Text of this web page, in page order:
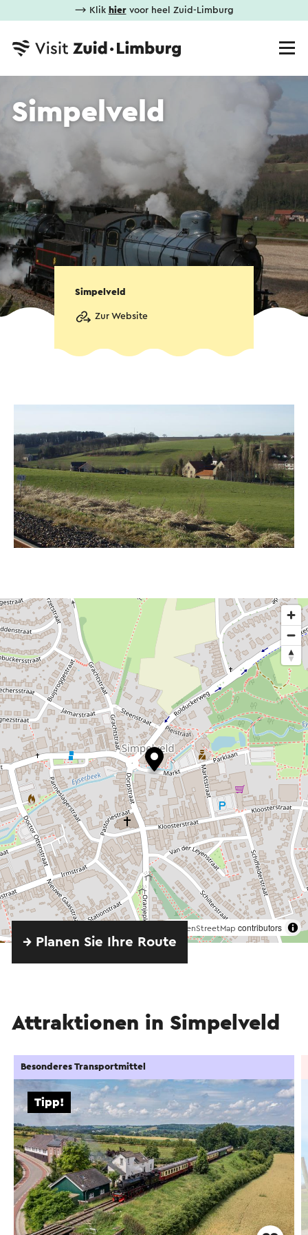
⟶ Klik hiervoor heel Zuid-Limburg
Simpelveld
Simpelveld
Zur Website
OpenStreetMap contributors
→ Planen Sie Ihre Route
Attraktionen in Simpelveld
Tipp!
Besonderes Transportmittel